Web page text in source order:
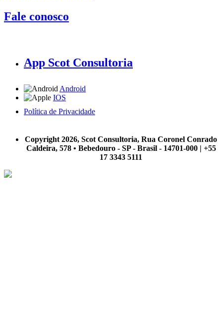
Fale conosco
App Scot Consultoria
Android
IOS
Política de Privacidade
Copyright 2026, Scot Consultoria, Rua Coronel Conrado
Caldeira, 578 • Bebedouro - SP - Brasil - 14701-000 | +55
17 3343 5111